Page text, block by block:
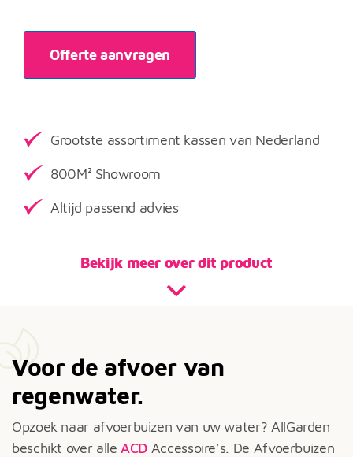
Offerte aanvragen
Grootste assortiment kassen van Nederland
800M² Showroom
Altijd passend advies
Bekijk meer over dit product
Voor de afvoer van
regenwater.
Opzoek naar afvoerbuizen van uw water? AllGarden
beschikt over alleACD Accessoire’s. De Afvoerbuizen